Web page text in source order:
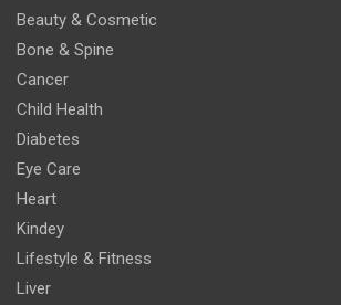
Beauty & Cosmetic
Bone & Spine
Cancer
Child Health
Diabetes
Eye Care
Heart
Kindey
Lifestyle & Fitness
Liver